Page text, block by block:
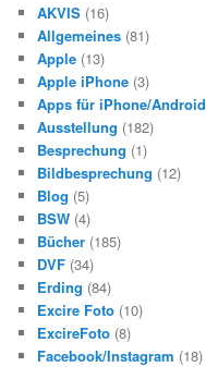
n
AKVIS (16)
Allgemeines (81)
Apple (13)
Apple iPhone (3)
Apps für iPhone/Android
Ausstellung (182)
Besprechung (1)
Bildbesprechung (12)
Blog (5)
BSW (4)
Bücher (185)
DVF (34)
Erding (84)
Excire Foto (10)
ExcireFoto (8)
Facebook/Instagram (18)